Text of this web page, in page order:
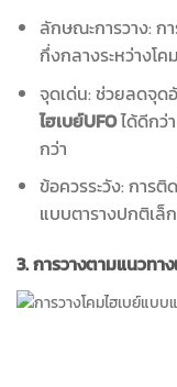
ลักษณะการวาง: ก
กึ่งกลางระหว่างโ
จุดเด่น: ช่วยลดจุด
ไฮเบย์UFOได้ดีกว่
กว่า
ข้อควรระวัง: การ
แบบตารางปกติเล็
3. การวางตามแนวทา